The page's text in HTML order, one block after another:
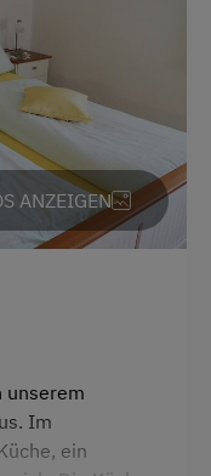
ANZEIGEN
unserem
Im
ein